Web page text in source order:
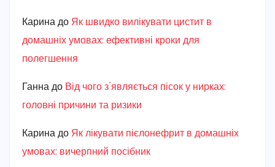
Карина до Як швидко вилікувати цистит в
домашніх умовах: ефективні кроки для
полегшення
Ганна до Від чого з’являється пісок у нирках:
головні причини та ризики
Карина до Як лікувати пієлонефрит в домашніх
умовах: вичерпний посібник